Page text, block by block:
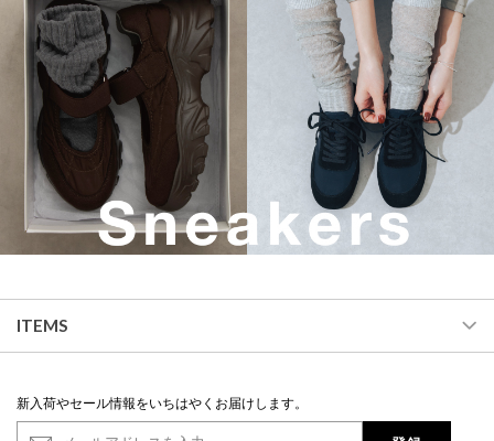
ITEMS
新入荷やセール情報をいちはやくお届けします。